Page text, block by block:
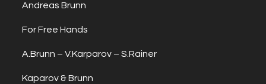
Andreas Brunn
For Free Hands
A.Brunn – V.Karparov – S.Rainer
Kaparov & Brunn